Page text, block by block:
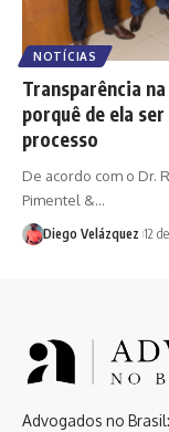
NOTÍCIAS
Transparência
porquê de ela
processo
De acordo com o Dr.
Pimentel &…
Diego Velázquez 12
Advogados no